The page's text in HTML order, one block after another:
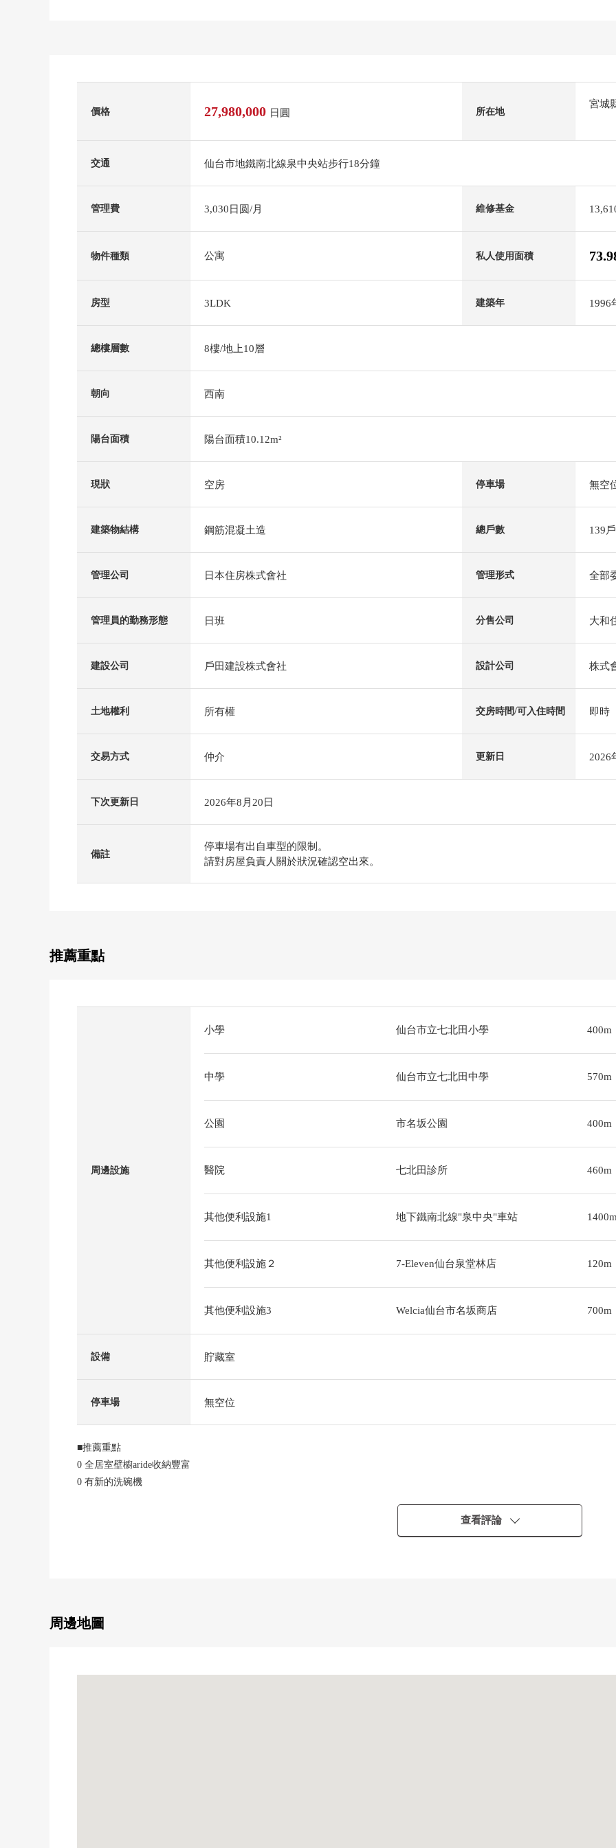
價格 27,980,000 日圓 所在地
宮城
交通 仙台市地鐵南北線泉中央站步行18分鐘
管理費 3,030日圆/月 維修基金
物件種類 公寓 私人使用面積
房型 3LDK 建築年 1996
總樓層數 8樓/地上10層
朝向 西南
陽台面積 陽台面積10.12m²
現狀 空房 停車場 無空
建築物結構 鋼筋混凝土造 總戶數 139戶
管理公司 日本住房株式會社 管理形式 全部
管理員的勤務形態 日班 分售公司 大和
建設公司 戶田建設株式會社 設計公司 株式
土地權利 所有權 交房時間/可入住時間 即時
交易方式 仲介 更新日 2026
下次更新日 2026年8月20日
備註
停車場有出自車型的限制。
請對房屋負責人關於狀況確認空出來。
推薦重點
周邊設施
小學 仙台市立七北田小學 400m
中學 仙台市立七北田中學 570m
公園 市名坂公園 400m
醫院 七北田診所 460m
其他便利設施1 地下鐵南北線"泉中央"車站
其他便利設施２ 7-Eleven仙台泉堂林店 120m
其他便利設施3 Welcia仙台市名坂商店 700m
設備 貯藏室
停車場 無空位
■推薦重點
0 全居室壁櫥aride收納豐富
0 有新的洗碗機
・熱水供應器，盥洗台，廁所更換
查看評論
周邊地圖